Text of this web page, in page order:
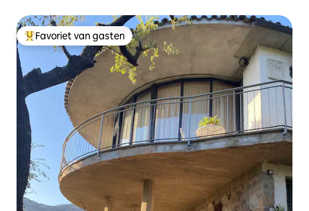
Topfavoriet van gasten
Favoriet van gasten